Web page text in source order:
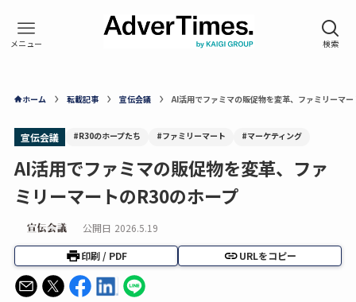
ホーム 転載記事 宣伝会議 AI活用でファミマの販促物を変革、ファミリーマ
宣伝会議 #R30のホープたち #ファミリーマート #マーケティング
AI活用でファミマの販促物を変革、ファ
ミリーマートのR30のホープ
公開日 2026.5.19
印刷 / PDF URLをコピー